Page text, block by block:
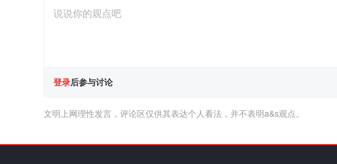
登录后参与讨论
文明上网理性发言，评论区仅供其表达个人看法，并不表明a&s观点。